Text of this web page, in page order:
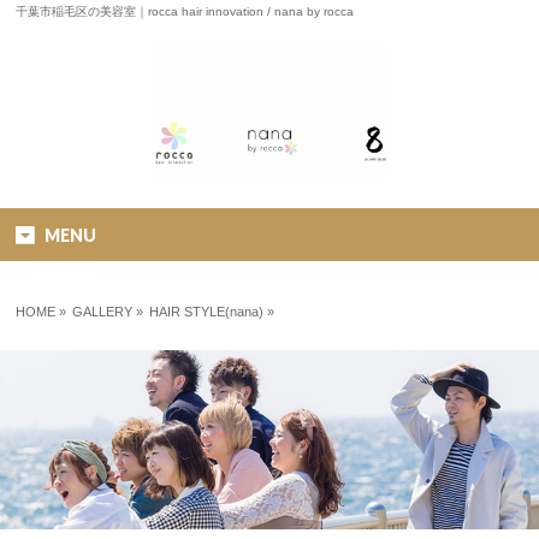
千葉市稲毛区の美容室｜rocca hair innovation / nana by rocca
MENU
HOME » GALLERY » HAIR STYLE(nana) »